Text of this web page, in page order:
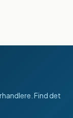
Find det